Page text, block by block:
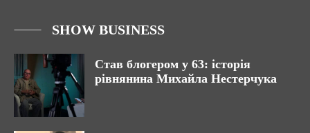
SHOW BUSINESS
Став блогером у 63: історія
рівнянина Михайла Нестерчука